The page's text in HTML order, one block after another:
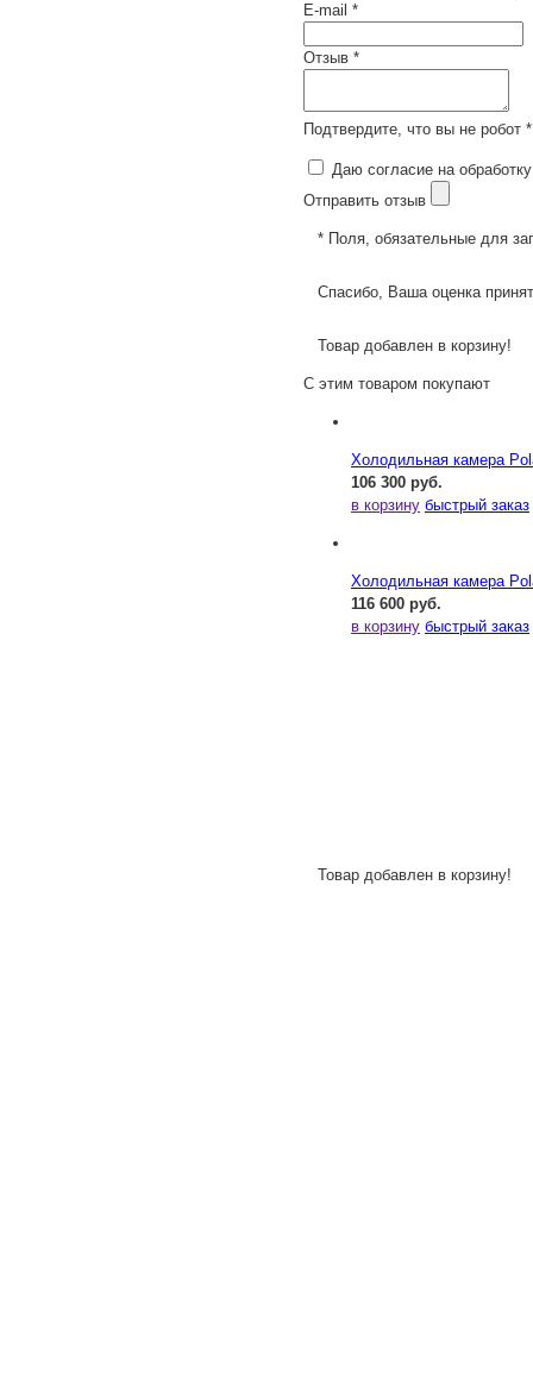
E-mail *
Отзыв *
Подтвердите, что вы не робот *
Даю согласие на
Отправить отзыв
* Поля, обязательные для
Спасибо, Ваша оценка
Товар добавлен в корзину!
С этим товаром покупают
Холодильная камера
106 300 руб.
в корзину быстрый заказ
Холодильная камера
116 600 руб.
в корзину быстрый заказ
Товар добавлен в корзину!